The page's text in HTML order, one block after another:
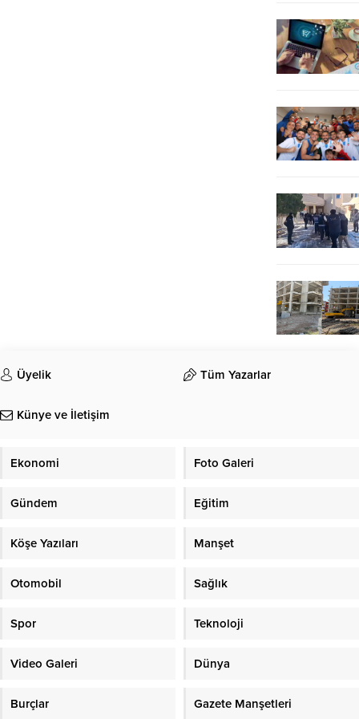
Üyelik Tüm Yazarlar
Künye ve İletişim
Ekonomi Foto Galeri
Gündem Eğitim
Köşe Yazıları Manşet
Otomobil Sağlık
Spor Teknoloji
Video Galeri Dünya
Burçlar Gazete Manşetleri